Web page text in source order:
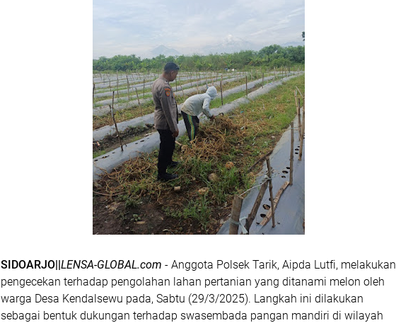
SIDOARJO||LENSA-GLOBAL.com - Anggota Polsek Tarik, Aipda Lutfi, melakukan
pengecekan terhadap pengolahan lahan pertanian yang ditanami melon oleh
warga Desa Kendalsewu pada, Sabtu (29/3/2025). Langkah ini dilakukan
sebagai bentuk dukungan terhadap swasembada pangan mandiri di wilayah